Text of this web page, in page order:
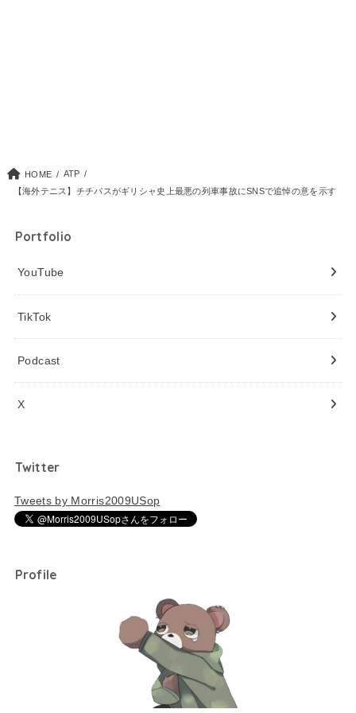
HOME
ATP
【海外テニス】チチパスがギリシャ史上最悪の列車事故にSNSで追悼の意を示す
Portfolio
YouTube
TikTok
Podcast
X
Twitter
Tweets by Morris2009USop
Profile